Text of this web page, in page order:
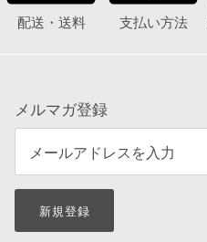
配送・送料 支払い方法
メルマガ登録
新規登録